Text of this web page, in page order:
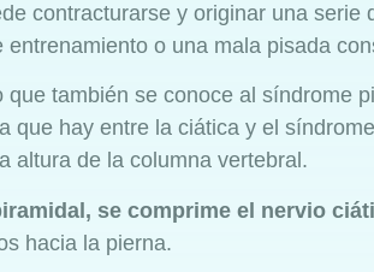
contracturarse y originar una
entrenamiento o una mala pisada
que también se conoce al síndrome
que hay entre la ciática y el
altura de la columna vertebral.
se comprime el nervio
hacia la pierna.